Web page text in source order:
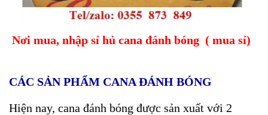
Nơi mua, nhập sỉ hủ cana đánh bóng ( mua sỉ)
CÁC SẢN PHẨM CANA ĐÁNH BÓNG
Hiện nay, cana đánh bóng được sản xuất với 2